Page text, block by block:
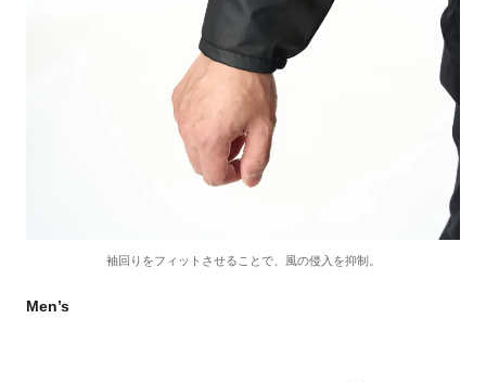
袖回りをフィットさせることで、風の侵入を抑制。
Men’s